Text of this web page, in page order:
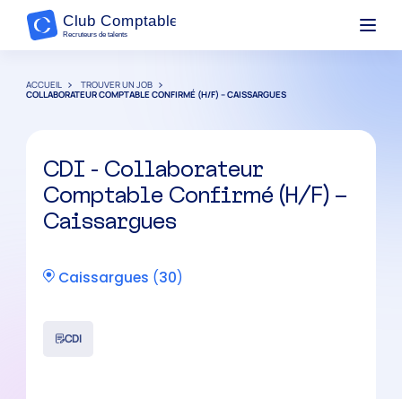
ACCUEIL
TROUVER UN JOB
COLLABORATEUR COMPTABLE CONFIRMÉ (H/F) – CAISSARGUES
CDI - Collaborateur
Comptable Confirmé (H/F) –
Caissargues
Caissargues (30)
CDI